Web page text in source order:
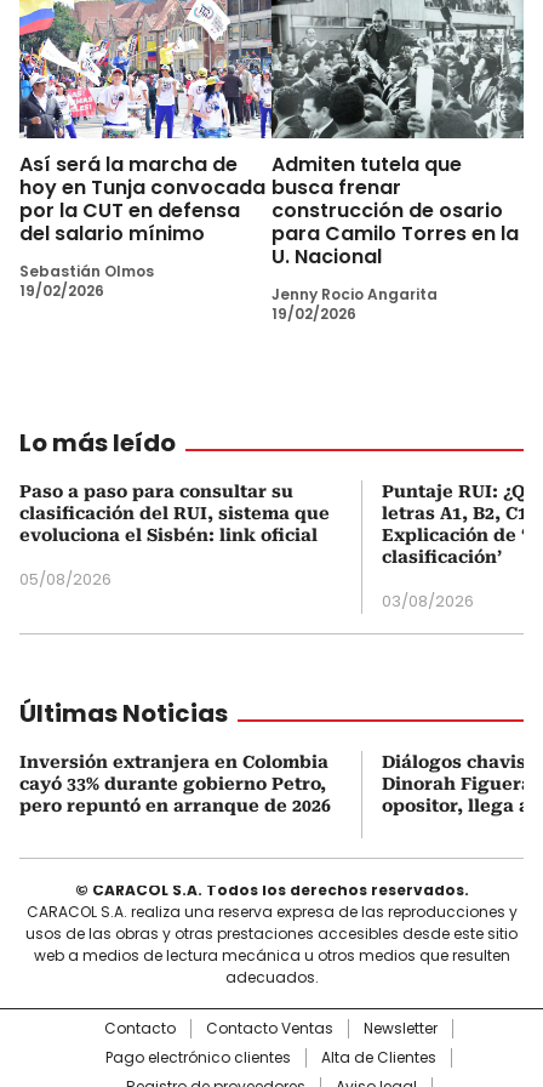
Así será la marcha de
hoy en Tunja convocada
por la CUT en defensa
del salario mínimo
Sebastián Olmos
19/02/2026
Admiten tutela que
busca frenar
construcción de osario
para Camilo Torres en la
U. Nacional
Jenny Rocio Angarita
19/02/2026
Lo más leído
Paso a paso para consultar su
clasificación del RUI, sistema que
evoluciona el Sisbén: link oficial
05/08/2026
Puntaje RUI:
letras A1, B2, C1
Explicación de
clasificación’
03/08/2026
Últimas Noticias
Inversión extranjera en Colombia
cayó 33% durante gobierno Petro,
pero repuntó en arranque de 2026
Diálogos
Dinorah
opositor, llega a
© CARACOL S.A. Todos los derechos reservados.
CARACOL S.A. realiza una reserva expresa de las reproducciones y
usos de las obras y otras prestaciones accesibles desde este sitio
web a medios de lectura mecánica u otros medios que resulten
adecuados.
Contacto Contacto Ventas
Newsletter
Pago electrónico clientes
Alta de Clientes